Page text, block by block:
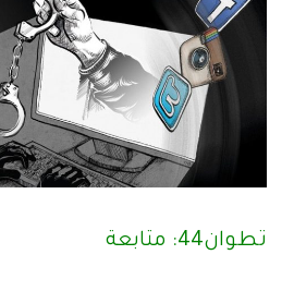
تطوان44: متابعة